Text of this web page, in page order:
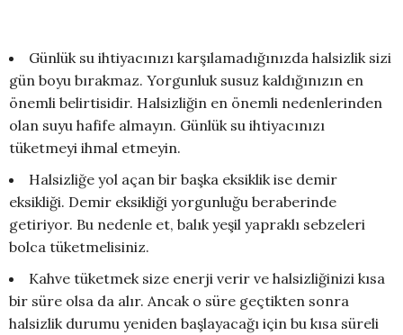
Günlük su ihtiyacınızı karşılamadığınızda halsizlik sizi
gün boyu bırakmaz. Yorgunluk susuz kaldığınızın en
önemli belirtisidir. Halsizliğin en önemli nedenlerinden
olan suyu hafife almayın. Günlük su ihtiyacınızı
tüketmeyi ihmal etmeyin.
Halsizliğe yol açan bir başka eksiklik ise demir
eksikliği. Demir eksikliği yorgunluğu beraberinde
getiriyor. Bu nedenle et, balık yeşil yapraklı sebzeleri
bolca tüketmelisiniz.
Kahve tüketmek size enerji verir ve halsizliğinizi kısa
bir süre olsa da alır. Ancak o süre geçtikten sonra
halsizlik durumu yeniden başlayacağı için bu kısa süreli